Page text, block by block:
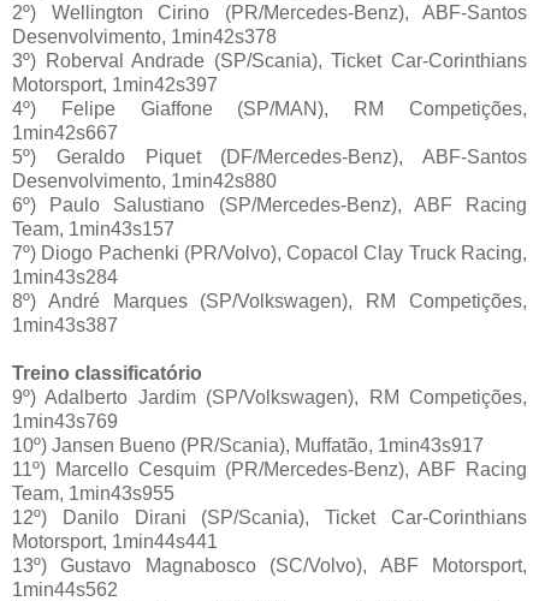
2º) Wellington Cirino (PR/Mercedes-Benz), ABF-Santos
Desenvolvimento, 1min42s378
3º) Roberval Andrade (SP/Scania), Ticket Car-Corinthians
Motorsport, 1min42s397
4º) Felipe Giaffone (SP/MAN), RM Competições,
1min42s667
5º) Geraldo Piquet (DF/Mercedes-Benz), ABF-Santos
Desenvolvimento, 1min42s880
6º) Paulo Salustiano (SP/Mercedes-Benz), ABF Racing
Team, 1min43s157
7º) Diogo Pachenki (PR/Volvo), Copacol Clay Truck Racing,
1min43s284
8º) André Marques (SP/Volkswagen), RM Competições,
1min43s387
Treino classificatório
9º) Adalberto Jardim (SP/Volkswagen), RM Competições,
1min43s769
10º) Jansen Bueno (PR/Scania), Muffatão, 1min43s917
11º) Marcello Cesquim (PR/Mercedes-Benz), ABF Racing
Team, 1min43s955
12º) Danilo Dirani (SP/Scania), Ticket Car-Corinthians
Motorsport, 1min44s441
13º) Gustavo Magnabosco (SC/Volvo), ABF Motorsport,
1min44s562